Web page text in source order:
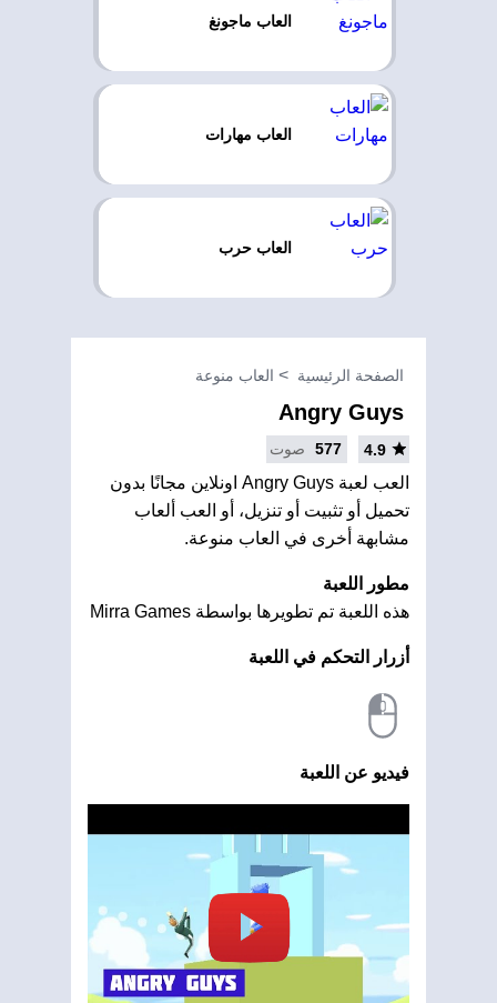
العاب ماجونغ
العاب مهارات
العاب حرب
الصفحة الرئيسية العاب منوعة
Angry Guys
4.9
577 صوت
العب لعبة Angry Guys اونلاين مجانًا بدون
تحميل أو تثبيت أو تنزيل، أو العب ألعاب
مشابهة أخرى في العاب منوعة.
مطور اللعبة
هذه اللعبة تم تطويرها بواسطة Mirra Games
أزرار التحكم في اللعبة
فيديو عن اللعبة